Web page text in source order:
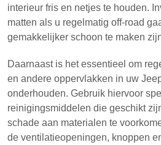
interieur fris en netjes te houden.
matten als u regelmatig off-road
gemakkelijker schoon te maken
Daarnaast is het essentieel om
en andere oppervlakken in uw
onderhouden. Gebruik hiervoor
reinigingsmiddelen die geschikt
schade aan materialen te
de ventilatieopeningen, knoppen